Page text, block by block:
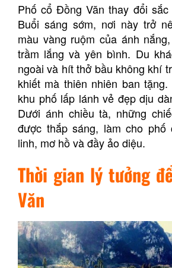
Phố cổ Đồng Văn thay đổi sắc
Buổi sáng sớm, nơi này trở
màu vàng ruộm của ánh
trầm lắng và yên bình. Du
ngoài và hít thở bầu không khí
khiết mà thiên nhiên ban tặng.
khu phố lấp lánh vẻ đẹp dịu
Dưới ánh chiều tà, những
được thắp sáng, làm cho phố
linh, mơ hồ và đầy ảo diệu.
Thời gian lý tưởng
Văn